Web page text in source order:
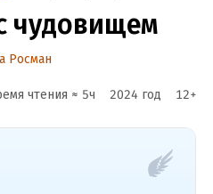
чудовищем
Росман
чтения ≈ 5ч 2024 год 12+